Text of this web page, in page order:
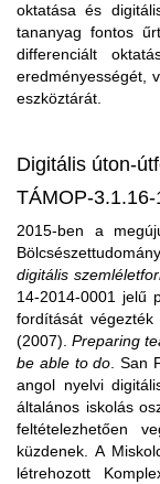
oktatása és
tananyag fontos
differenciált
eredményességét,
eszköztárát.
Digitális úton-
TÁMOP-
2015-ben a
digitális
14-2014-0001 jelű
fordítását végezték
(2007). Preparing
be able to do . San
angol nyelvi
általános iskolás
feltételezhetően
küzdenek. A
létrehozott